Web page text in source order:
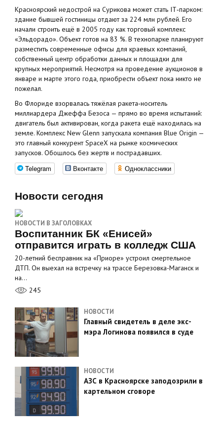
Красноярский недострой на Сурикова может стать IT‑парком:
здание бывшей гостиницы отдают за 224 млн рублей. Его
начали строить ещё в 2005 году как торговый комплекс
«Эльдорадо». Объект готов на 83 %. В технопарке планируют
разместить современные офисы для краевых компаний,
собственный центр обработки данных и площадки для
крупных мероприятий. Несмотря на проведение аукционов в
январе и марте этого года, приобрести объект пока никто не
пожелал.
Во Флориде взорвалась тяжёлая ракета‑носитель
миллиардера Джеффа Безоса — прямо во время испытаний:
двигатель был активирован, когда ракета ещё находилась на
земле. Комплекс New Glenn запускала компания Blue Origin —
это главный конкурент SpaceX на рынке космических
запусков. Обошлось без жертв и пострадавших.
Telegram Вконтакте Одноклассники
Новости сегодня
НОВОСТИ В ЗАГОЛОВКАХ
Воспитанник БК «Енисей»
отправится играть в колледж США
20-летний бесправник на «Приоре» устроил смертельное
ДТП. Он выехал на встречку на трассе Березовка-Маганск и
на…
245
НОВОСТИ
Главный свидетель в деле экс-
мэра Логинова появился в суде
НОВОСТИ
АЗС в Красноярске заподозрили в
картельном сговоре